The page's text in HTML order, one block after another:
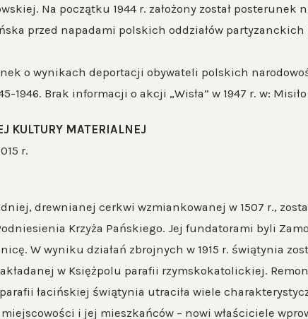
Na początku 1944 r. założony został
przed napadami polskich oddziałów
o wynikach deportacji obywateli polskich
1946. Brak informacji o akcji „Wisła” w 1947 r. w: Misiło
KULTURY MATERIALNEJ
r.
drewnianej cerkwi wzmiankowanej w 1507 r.,
Krzyża Pańskiego. Jej fundatorami byli
W wyniku działań zbrojnych w 1915 r. świątynia
w Księżpolu parafii rzymskokatolickiej.
łacińskiej świątynia utraciła wiele
i jej mieszkańców – nowi właściciele